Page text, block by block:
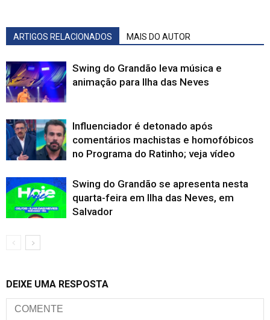
ARTIGOS RELACIONADOS MAIS DO AUTOR
Swing do Grandão leva música e
animação para Ilha das Neves
Influenciador é detonado após
comentários machistas e homofóbicos
no Programa do Ratinho; veja vídeo
Swing do Grandão se apresenta nesta
quarta-feira em Ilha das Neves, em
Salvador
DEIXE UMA RESPOSTA